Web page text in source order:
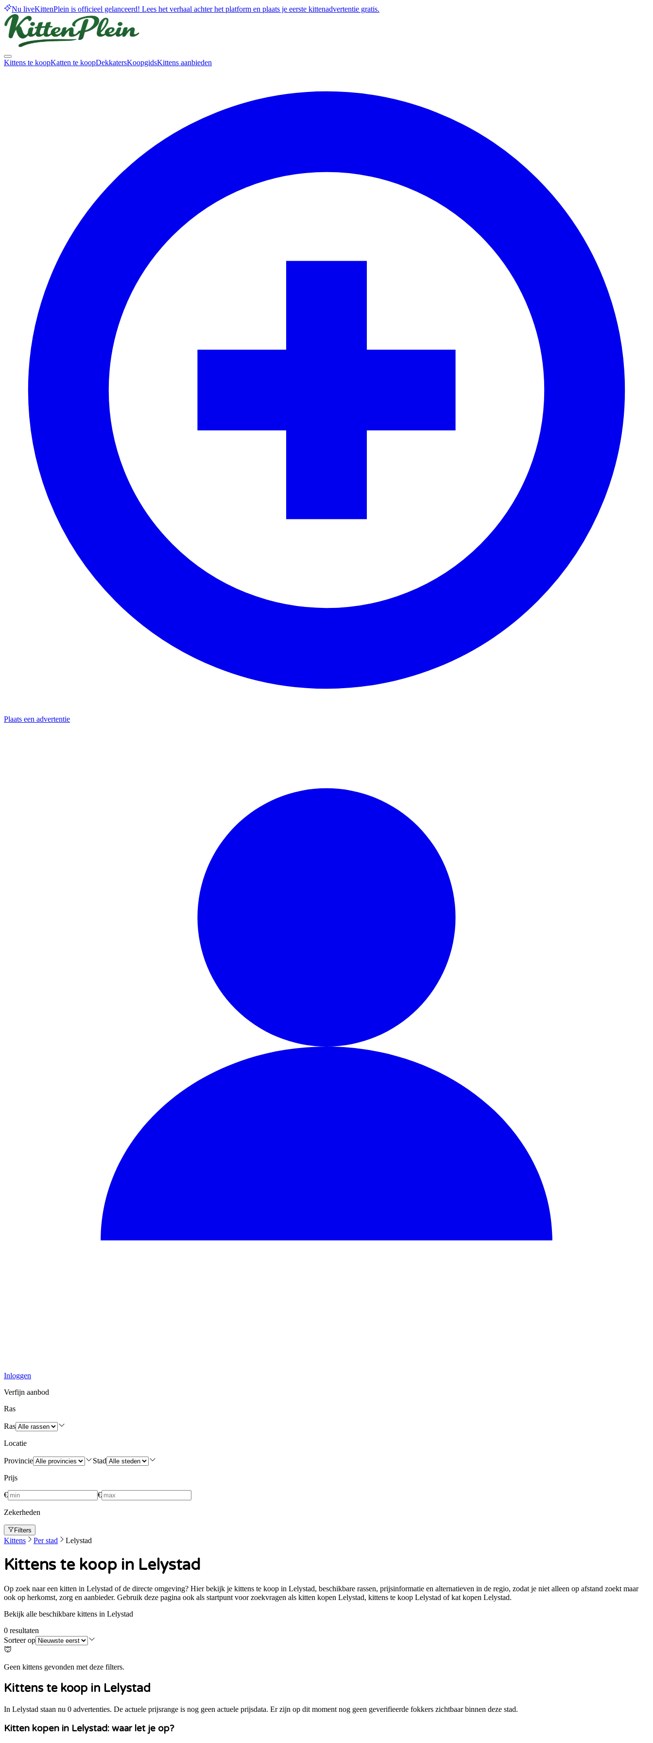
Nu liveKittenPlein is officieel gelanceerd! Lees het verhaal achter het platform en plaats je eerste kittenadvertentie gratis.
Kittens te koopKatten te koopDekkatersKoopgidsKittens aanbieden
Plaats een advertentie
Inloggen
Verfijn aanbod
Ras
Ras
Locatie
Provincie Stad
Prijs
€ €
Zekerheden
Filters
Kittens Per stad Lelystad
Kittens te koop in Lelystad
Op zoek naar een kitten in Lelystad of de directe omgeving? Hier bekijk je kittens te koop in Lelystad, beschikbare rassen, prijsinformatie en alternatieven in de regio, zodat je niet alleen op afstand zoekt maar
ook op herkomst, zorg en aanbieder. Gebruik deze pagina ook als startpunt voor zoekvragen als kitten kopen Lelystad, kittens te koop Lelystad of kat kopen Lelystad.
Bekijk alle beschikbare kittens in Lelystad
0 resultaten
Sorteer op
Geen kittens gevonden met deze filters.
Kittens te koop in Lelystad
In Lelystad staan nu 0 advertenties. De actuele prijsrange is nog geen actuele prijsdata. Er zijn op dit moment nog geen geverifieerde fokkers zichtbaar binnen deze stad.
Kitten kopen in Lelystad: waar let je op?